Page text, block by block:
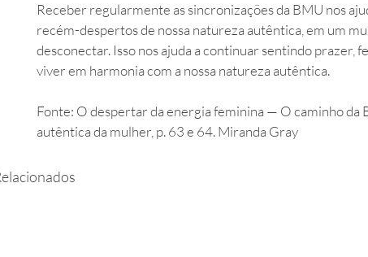
Receber regularmente as sincronizações da BMU nos
recém-despertos de nossa natureza autêntica, em um
desconectar. Isso nos ajuda a continuar sentindo prazer,
viver em harmonia com a nossa natureza autêntica.
Fonte: O despertar da energia feminina — O caminho da
autêntica da mulher, p. 63 e 64. Miranda Gray